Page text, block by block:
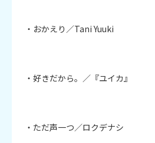
・おかえり／Tani Yuuki
・好きだから。／『ユイカ』
・ただ声一つ／ロクデナシ